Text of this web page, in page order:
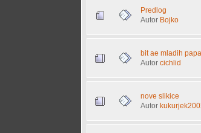
Predlog
Autor Bojko
bit ae mladih
Autorcichlid
nove slikice
Autor